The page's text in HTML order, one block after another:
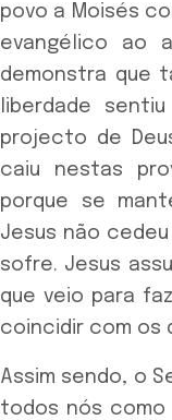
povo a Moisés
evangélico ao
demonstra que
liberdade
projecto de
caiu nestas
porque se
Jesus não
sofre. Jesus
que veio para
coincidir com os
Assim sendo, o
todos nós como